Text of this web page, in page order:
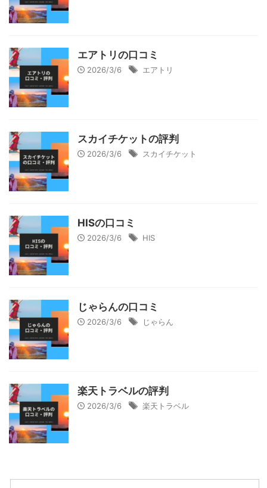
エアトリの口コミ
2026/3/6 エアトリ
スカイチケットの評判
2026/3/6 スカイチケット
HISの口コミ
2026/3/6 HIS
じゃらんの口コミ
2026/3/6 じゃらん
楽天トラベルの評判
2026/3/6 楽天トラベル